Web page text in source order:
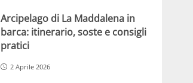
Arcipelago di La Maddalena in
barca: itinerario, soste e consigli
pratici
2 Aprile 2026